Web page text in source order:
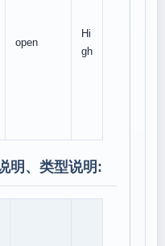
open
Hi
gh
明、类型说明: